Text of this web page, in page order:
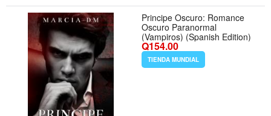
Principe Oscuro: Romance
Oscuro Paranormal
(Vampiros) (Spanish Edition)
Q154.00
TIENDA MUNDIAL